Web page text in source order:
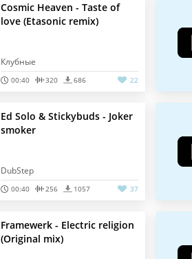
Cosmic Heaven - Taste of
love (Etasonic remix)
Клубные
00:40 320 686 22
Ed Solo & Stickybuds - Joker
smoker
DubStep
00:40 256 1057 37
Framewerk - Electric religion
(Original mix)